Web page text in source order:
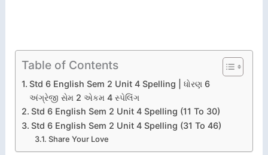
Table of Contents
Std 6 English Sem 2 Unit 4 Spelling | ધોરણ 6
અંગ્રેજી સેમ 2 એકમ 4 સ્પેલિંગ
Std 6 English Sem 2 Unit 4 Spelling (11 To 30)
Std 6 English Sem 2 Unit 4 Spelling (31 To 46)
Share Your Love